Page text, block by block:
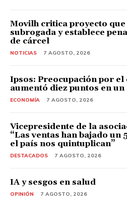
Movilh critica proyecto
subrogada y establece
de cárcel
NOTICIAS 7 AGOSTO, 2026
Ipsos: Preocupación por el
aumentó diez puntos en un
ECONOMÍA 7 AGOSTO, 2026
Vicepresidente de la
“Las ventas han bajado un
el país nos quintuplican”
DESTACADOS 7 AGOSTO, 2026
IA y sesgos en salud
OPINIÓN 7 AGOSTO, 2026